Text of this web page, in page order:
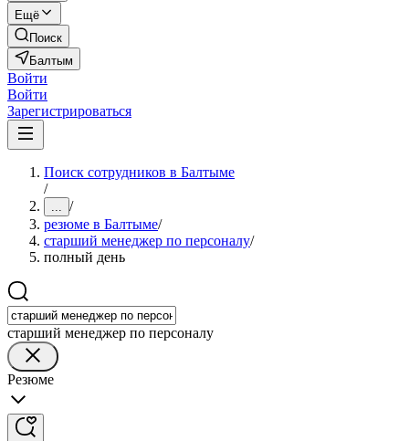
Ещё
Поиск
Балтым
Войти
Войти
Зарегистрироваться
Поиск сотрудников в Балтыме
/
... /
резюме в Балтыме/
старший менеджер по персоналу/
полный день
старший менеджер по персоналу
Резюме